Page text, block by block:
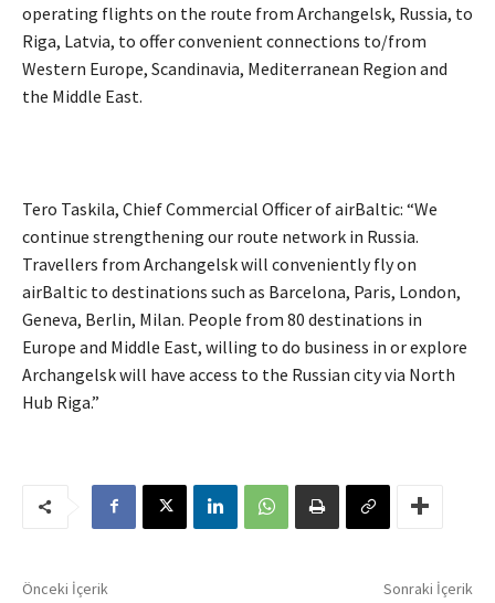
operating flights on the route from Archangelsk, Russia, to
Riga, Latvia, to offer convenient connections to/from
Western Europe, Scandinavia, Mediterranean Region and
the Middle East.
Tero Taskila, Chief Commercial Officer of airBaltic: “We
continue strengthening our route network in Russia.
Travellers from Archangelsk will conveniently fly on
airBaltic to destinations such as Barcelona, Paris, London,
Geneva, Berlin, Milan. People from 80 destinations in
Europe and Middle East, willing to do business in or explore
Archangelsk will have access to the Russian city via North
Hub Riga.”
Önceki İçerik Sonraki İçerik